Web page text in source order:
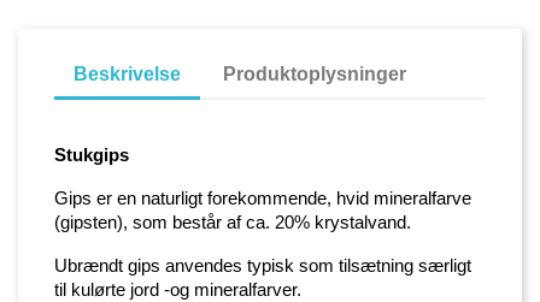
Beskrivelse Produktoplysninger
Stukgips
Gips er en naturligt forekommende, hvid mineralfarve
(gipsten), som består af ca. 20% krystalvand.
Ubrændt gips anvendes typisk som tilsætning særligt
til kulørte jord -og mineralfarver.